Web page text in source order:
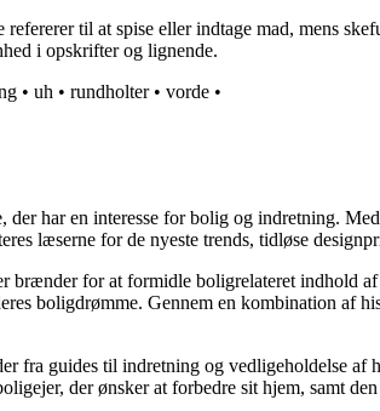
refererer til at spise eller indtage mad, mens
i opskrifter og lignende.
• uh • rundholter• vorde •
har en interesse for bolig og indretning.
læserne for de nyeste trends, tidløse
brænder for at formidle boligrelateret indhold
boligdrømme. Gennem en kombination
fra guides til indretning og vedligeholdelse
der ønsker at forbedre sit hjem, samt